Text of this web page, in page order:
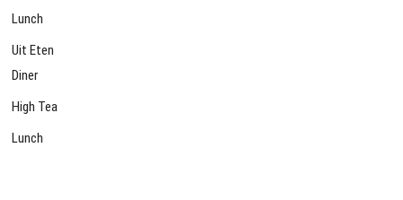
Lunch
Uit Eten
Diner
High Tea
Lunch